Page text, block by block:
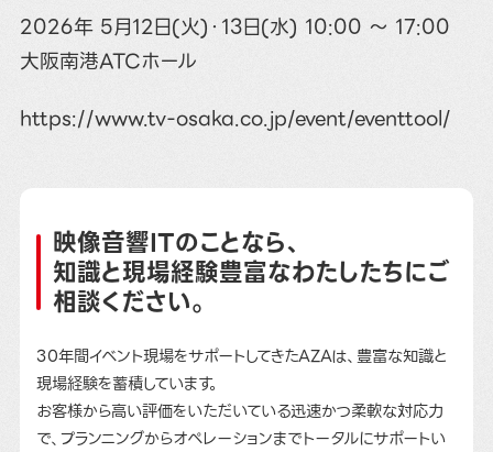
2026年 5月12日(火)・13日(水) 10:00 ～ 17:00
大阪南港ATCホール
https://www.tv-osaka.co.jp/event/eventtool/
映像音響ITのことなら、
知識と現場経験豊富なわたしたちにご
相談ください。
30年間イベント現場をサポートしてきたAZAは、豊富な知識と
現場経験を蓄積しています。
お客様から高い評価をいただいている迅速かつ柔軟な対応力
で、プランニングからオペレーションまでトータルにサポートい